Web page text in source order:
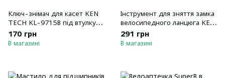
Ключ-знiмач для касет KEN
TECH KL-9715B пiд втулку з
ексцентриком
170 грн
В магазині
Інструмент для зняття замка
велосипедного ланцюга KEN
TECH KL-9724S
291 грн
В магазині